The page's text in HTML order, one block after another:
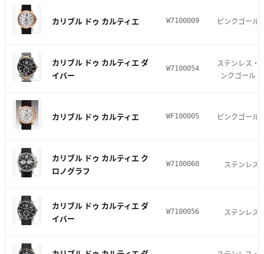
カリブル ドゥ カルティエ W7100009 ピンクゴール
カリブル ドゥ カルティエ ダ
イバー
W7100054
ステンレス・
ンクゴールド
カリブル ドゥ カルティエ WF100005 ピンクゴール
カリブル ドゥ カルティエ ク
ロノグラフ
W7100060 ステンレス
カリブル ドゥ カルティエ ダ
イバー
W7100056 ステンレス